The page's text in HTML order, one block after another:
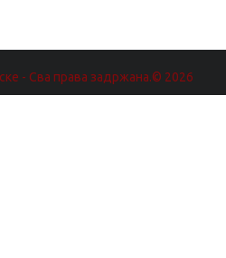
- Сва права задржана.© 2026